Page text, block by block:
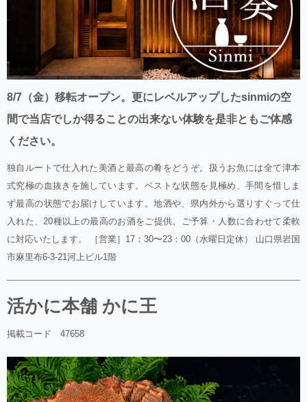
8/7（金）移転オープン。更にレベルアップしたsinmiの空
間で当店でしか得ることの出来ない体験を是非ともご体感
ください。
独自ルートで仕入れた美酒と最高の肴をどうぞ。扱うお魚には全て津本
式究極の血抜きを施しています。ベストな状態を見極め、手間を惜しま
ず最高の状態でお届けしています。地酒や、県内外から選りすぐって仕
入れた、20種以上の最高のお酒をご提供。ご予算・人数に合わせて柔軟
に対応いたします。 ［営業］17：30〜23：00（水曜日定休） 山口県岩国
市麻里布6-3-21河上ビル1階
活かに本舗 かに王
掲載コード 47658